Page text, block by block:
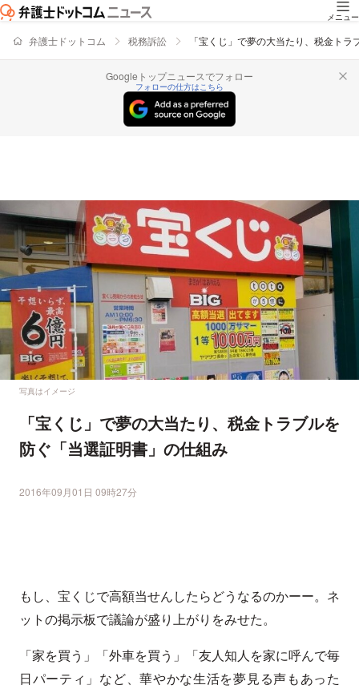
メニュー
弁護士ドットコム 税務訴訟 「宝くじ」で夢の大当たり、税金ト
Googleトップニュースでフォロー
フォローの仕方はこちら
写真はイメージ
「宝くじ」で夢の大当たり、税金トラブルを
防ぐ「当選証明書」の仕組み
2016年09月01日 09時27分
もし、宝くじで高額当せんしたらどうなるのかーー。ネ
ットの掲示板で議論が盛り上がりをみせた。
「家を買う」「外車を買う」「友人知人を家に呼んで毎
日パーティ」など、華やかな生活を夢見る声もあった